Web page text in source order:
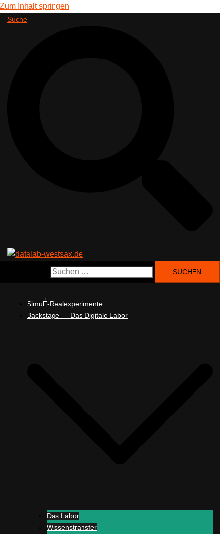
Zum Inhalt springen
Suche
Simul
+
-Realexperimente
Backstage — Das Digitale Labor
Das Labor
Wissenstransfer